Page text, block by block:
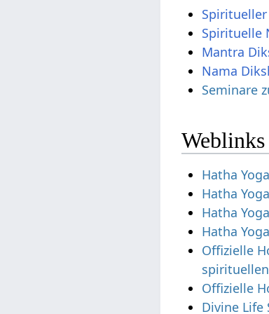
Spirituelle
Mantra
Nama
Seminare
Weblinks
Hatha
Hatha
Hatha
Hatha
Offizielle
Offizielle
Divine Life